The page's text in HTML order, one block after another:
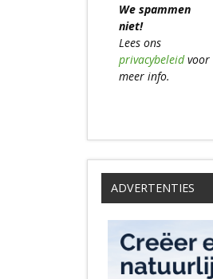
We spammen
niet!
Lees ons
privacybeleidvoor
meer info.
ADVERTENTIES